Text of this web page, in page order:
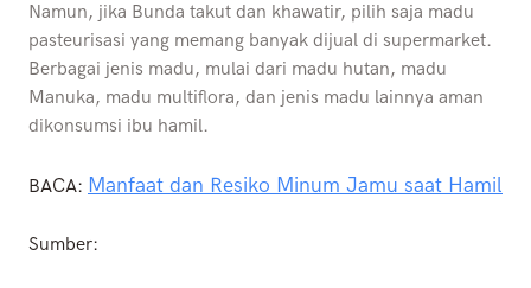
Namun, jika Bunda takut dan khawatir, pilih saja madu
pasteurisasi yang memang banyak dijual di supermarket.
Berbagai jenis madu, mulai dari madu hutan, madu
Manuka, madu multiflora, dan jenis madu lainnya aman
dikonsumsi ibu hamil.
BACA: Manfaat dan Resiko Minum Jamu saat Hamil
Sumber: